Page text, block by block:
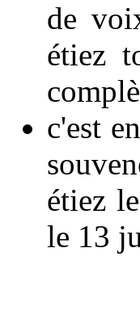
de
étiez
c'est
étiez
le 13